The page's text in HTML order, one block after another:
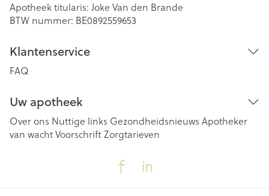
Apotheek titularis: Joke Van den Brande
BTW nummer: BE0892559653
Klantenservice
FAQ
Uw apotheek
Over ons Nuttige links Gezondheidsnieuws Apotheker
van wachtVoorschriftZorgtarieven